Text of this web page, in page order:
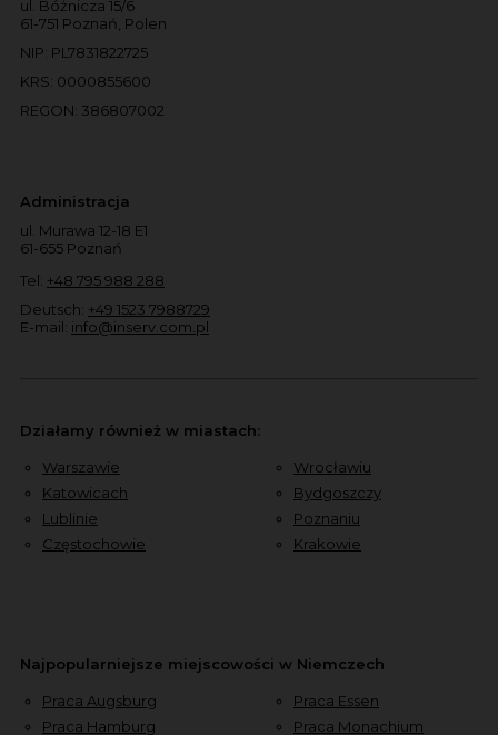
ul. Bóżnicza 15/6
61-751 Poznań, Polen
NIP: PL7831822725
KRS: 0000855600
REGON: 386807002
Administracja
ul. Murawa 12-18 E1
61-655 Poznań
Tel: +48 795 988 288
Deutsch: +49 1523 7988729
E-mail: info@inserv.com.pl
Działamy również w miastach:
Warszawie
Katowicach
Lublinie
Częstochowie
Wrocławiu
Bydgoszczy
Poznaniu
Krakowie
Najpopularniejsze miejscowości w Niemczech
Praca Augsburg
Praca Hamburg
Praca Essen
Praca Monachium